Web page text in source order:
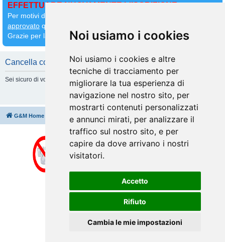
Noi usiamo i cookies
Noi usiamo i cookies e altre
tecniche di tracciamento per
migliorare la tua esperienza di
navigazione nel nostro sito, per
mostrarti contenuti personalizzati
e annunci mirati, per analizzare il
traffico sul nostro sito, e per
capire da dove arrivano i nostri
visitatori.
Accetto
Rifiuto
Cambia le mie impostazioni
EFFETTUARE NUOVAMENTE L'ISCRIZIONE
Per motivi di sicurezza il
approvato quindi
Grazie per la comprensione
Cancella cookie
Sei sicuro di volere cancellare tutti i cookie di questa Board?
G&M Home Tutti gli orari sonoUTC+02:00
Cancella cookie
phpBB® Forum Software © phpBB Limited